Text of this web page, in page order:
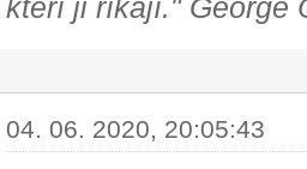
kteří ji říkají." George
04. 06. 2020, 20:05:43